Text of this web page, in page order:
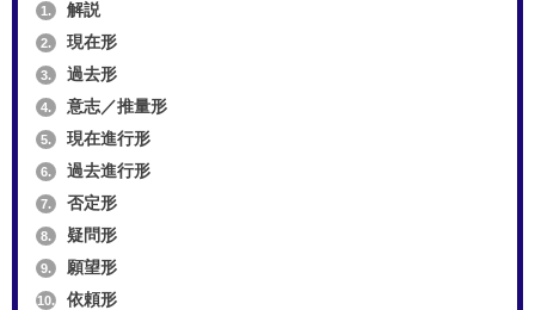
1. 解説
2. 現在形
3. 過去形
4. 意志／推量形
5. 現在進行形
6. 過去進行形
7. 否定形
8. 疑問形
9. 願望形
10. 依頼形